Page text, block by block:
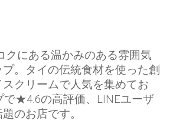
クにある温かみのある雰囲気
。タイの伝統食材を使った創
クリームで人気を集めてお
で★4.6の高評価、LINEユーザ
のお店です。